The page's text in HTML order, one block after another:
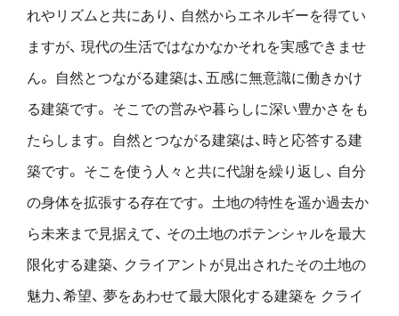
れやリズムと共にあり、 自然からエネルギーを得てい
ますが、 現代の生活ではなかなかそれを実感できませ
ん。
自然とつながる建築は、五感に無意識に働きかけ
る建築です。 そこでの営みや暮らしに深い豊かさをも
たらします。
自然とつながる建築は、時と応答する建
築です。 そこを使う人々と共に代謝を繰り返し、 自分
の身体を拡張する存在です。 土地の特性を遥か過去か
ら未来まで見据えて、 その土地のポテンシャルを最大
限化する建築、 クライアントが見出されたその土地の
魅力、希望、 夢をあわせて最大限化する建築を クライ